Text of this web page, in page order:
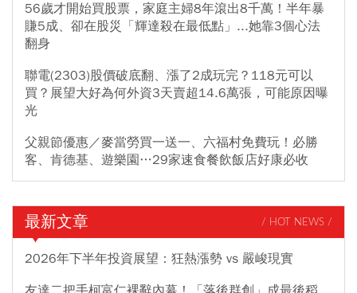
56歲才開始買股票，家庭主婦8年滾出8千萬！半年暴
賺5成、卻在股災「輝達殺在最低點」...她靠3個心法
翻身
聯電(2303)股價破底翻、漲了2成玩完？118元可以
買？展望大好為何外資3天賣超14.6萬張，可能原因曝
光
父親節優惠／麥當勞買一送一、六福村免費玩！必勝
客、肯德基、遊樂園…29家速食餐飲飯店好康必收
最新文章 / HOT NEWS /
2026年下半年投資展望：狂熱漲勢 vs 嚴峻現實